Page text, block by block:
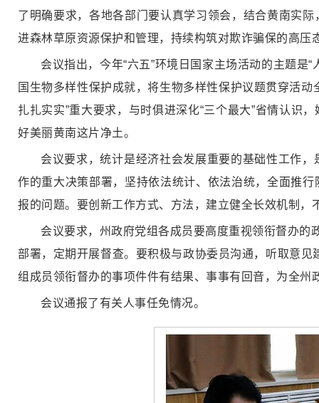
了明确要求，各地各部门要认真学习领会，结合黄南实
进森林草原资源保护和管理，持续构筑对欺诈骗保的高
会议指出，今年“六五”环境日国家主场活动的主题
国生物多样性保护成就，将生物多样性保护议题贯穿活
扎扎实实”重大要求，与时俱进深化“三个最大”省情认识
好美丽黄南这片净土。
会议要求，统计是经济社会发展重要的基础性工作
作的重大决策部署，坚持依法统计、依法治统，全面推
报的问题。要创新工作方式、方法，建立健全长效机制
会议要求，州政府党组各成员要高度重视领衔督办的
部署，定期开展督查。要积极与政协委员沟通，听取意
组成员领衔督办的事项件件有结果、事事有回音，为全州
会议通报了有关人事任免情况。